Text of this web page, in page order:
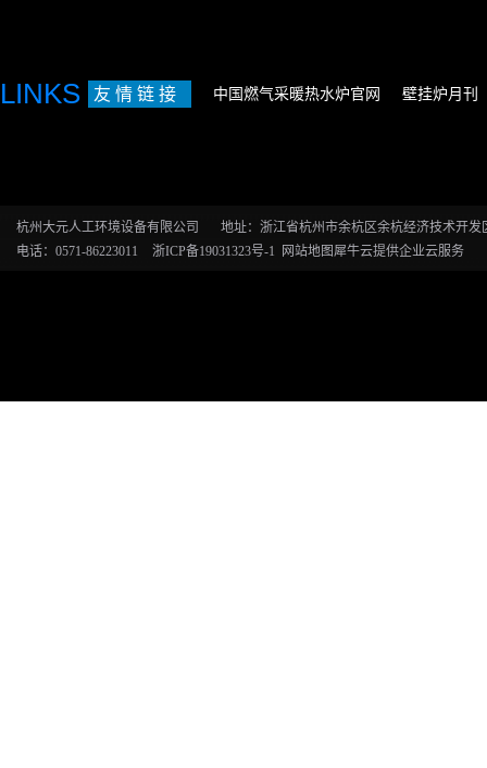
LINKS 友 情 链 接 中国燃气采暖热水炉官网 壁挂炉月刊
杭州大元人工环境设备有限公司
地址：浙江省杭州市余杭区余杭经济技术开
电话：0571-86223011
浙ICP备19031323号-1 网站地图犀牛云提供企业云服务